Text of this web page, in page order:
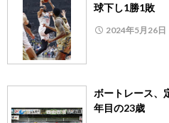
球下し1勝1敗
2024年5月26日
ボートレース、
年目の23歳